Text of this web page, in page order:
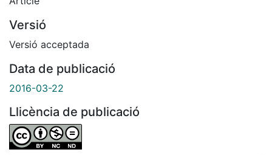
Versió
Versió acceptada
Data de publicació
2016-03-22
Llicència de publicació